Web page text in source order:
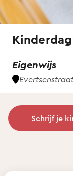
Eigenwijs
Schrijf je